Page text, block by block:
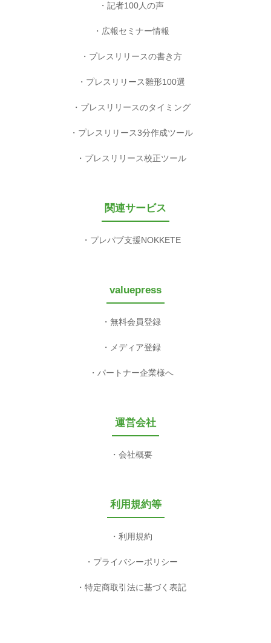
記者100人の声
広報セミナー情報
プレスリリースの書き方
プレスリリース雛形100選
プレスリリースのタイミング
プレスリリース3分作成ツール
プレスリリース校正ツール
関連サービス
プレパブ支援NOKKETE
valuepress
無料会員登録
メディア登録
パートナー企業様へ
運営会社
会社概要
利用規約等
利用規約
プライバシーポリシー
特定商取引法に基づく表記